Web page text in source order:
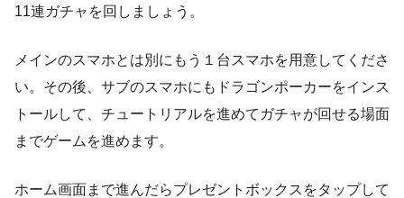
11連ガチャを回しましょう。
メインのスマホとは別にもう１台スマホを用意してくださ
い。その後、サブのスマホにもドラゴンポーカーをインス
トールして、チュートリアルを進めてガチャが回せる場面
までゲームを進めます。
ホーム画面まで進んだらプレゼントボックスをタップして